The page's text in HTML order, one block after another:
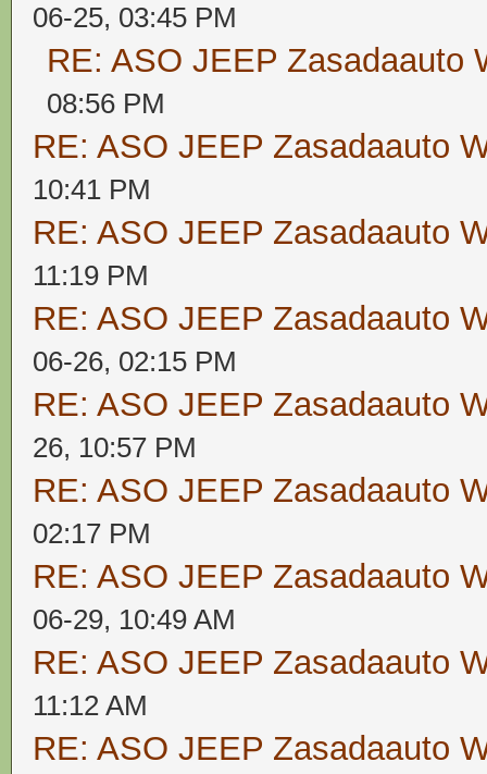
06-25, 03:45 PM
RE: ASO JEEP Zasadaauto
08:56 PM
RE: ASO JEEP Zasadaauto
10:41 PM
RE: ASO JEEP Zasadaauto
11:19 PM
RE: ASO JEEP Zasadaauto
06-26, 02:15 PM
RE: ASO JEEP Zasadaauto
26, 10:57 PM
RE: ASO JEEP Zasadaauto
02:17 PM
RE: ASO JEEP Zasadaauto
06-29, 10:49 AM
RE: ASO JEEP Zasadaauto
11:12 AM
RE: ASO JEEP Zasadaauto